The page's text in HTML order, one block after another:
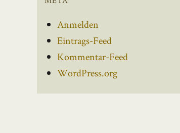
Anmelden
Eintrags-Feed
Kommentar-Feed
WordPress.org